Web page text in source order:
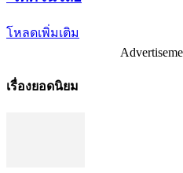
โหลดเพิ่มเติม
เรื่องยอดนิยม